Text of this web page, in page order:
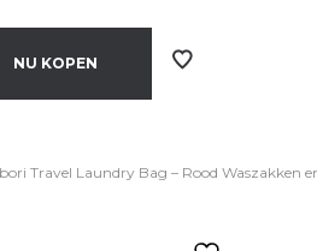
NU KOPEN
Travel Laundry Bag – Rood Waszakken